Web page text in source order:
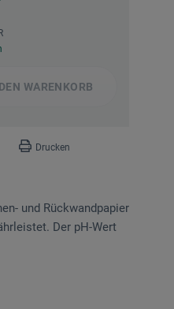
WARENKORB
Drucken
und Rückwandpapier
Der pH-Wert